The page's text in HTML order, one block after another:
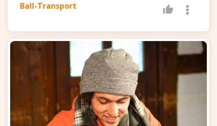
Ball-Transport